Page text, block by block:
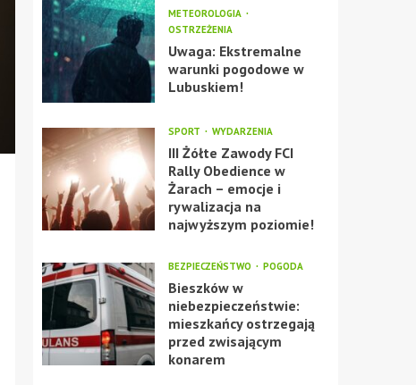
METEOROLOGIA
OSTRZEŻENIA
Uwaga: Ekstremalne
warunki pogodowe w
Lubuskiem!
SPORT WYDARZENIA
III Żółte Zawody FCI
Rally Obedience w
Żarach – emocje i
rywalizacja na
najwyższym poziomie!
BEZPIECZEŃSTWO POGODA
Bieszków w
niebezpieczeństwie:
mieszkańcy ostrzegają
przed zwisającym
konarem